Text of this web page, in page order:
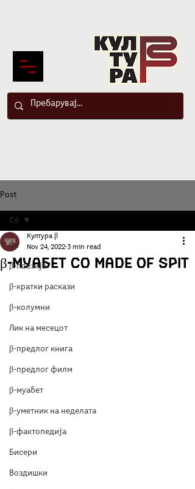
Post
Сè
β-поезија
β-кратки раскази
β-колумни
Лик на месецот
β-предлог книга
β-предлог филм
β-муабет
β-уметник на неделата
β-фактопедија
Бисери
Воздишки
Сè
β-муабет со Made Of Spit
Култура β
Nov 24, 2022 3 min read